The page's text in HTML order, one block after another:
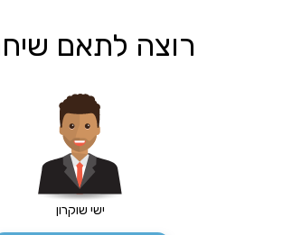
רוצה לתאם
ישי שוקרון